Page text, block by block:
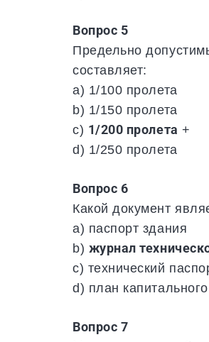
Вопрос 5
Предельно
составляет:
a) 1/100 пролета
b) 1/150 пролета
c) 1/200 пролета +
d) 1/250 пролета
Вопрос 6
Какой документ
a) паспорт здания
b) журнал
c) технический
d) план
Вопрос 7